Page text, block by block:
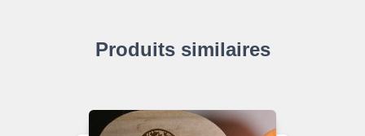
Produits similaires